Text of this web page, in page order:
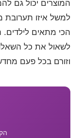
המוצרים יכול גם
למשל איזו תערובת
הכי מתאים
לשאול את כל
וזורם בכל פעם